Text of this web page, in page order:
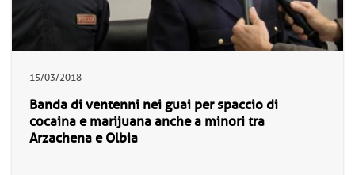
15/03/2018
Banda di ventenni nei guai per spaccio di
cocaina e marijuana anche a minori tra
Arzachena e Olbia